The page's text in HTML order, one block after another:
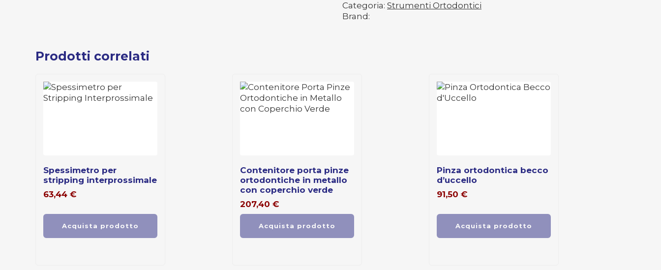
Categoria: Strumenti Ortodontici
Brand:
Prodotti correlati
spessimetro per
stripping interprossimale
63,44 €
Acquista prodotto
contenitore porta pinze
ortodontiche in metallo
con coperchio verde
207,40 €
Acquista prodotto
pinza ortodontica becco
d’uccello
91,50 €
Acquista prodotto